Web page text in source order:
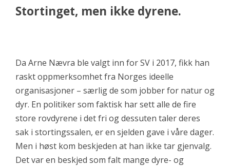
Stortinget, men ikke dyrene.
Da Arne Nævra ble valgt inn for SV i 2017, fikk han
raskt oppmerksomhet fra Norges ideelle
organisasjoner – særlig de som jobber for natur og
dyr. En politiker som faktisk har sett alle de fire
store rovdyrene i det fri og dessuten taler deres
sak i stortingssalen, er en sjelden gave i våre dager.
Men i høst kom beskjeden at han ikke tar gjenvalg.
Det var en beskjed som falt mange dyre- og